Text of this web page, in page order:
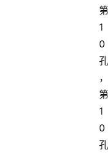
第
1
0
孔
，
第
1
0
孔